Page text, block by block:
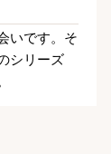
いです。そ
シリーズ